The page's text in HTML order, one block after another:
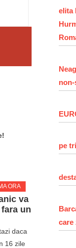
ORA
va
un
daca
16 zile
elita
pe
care